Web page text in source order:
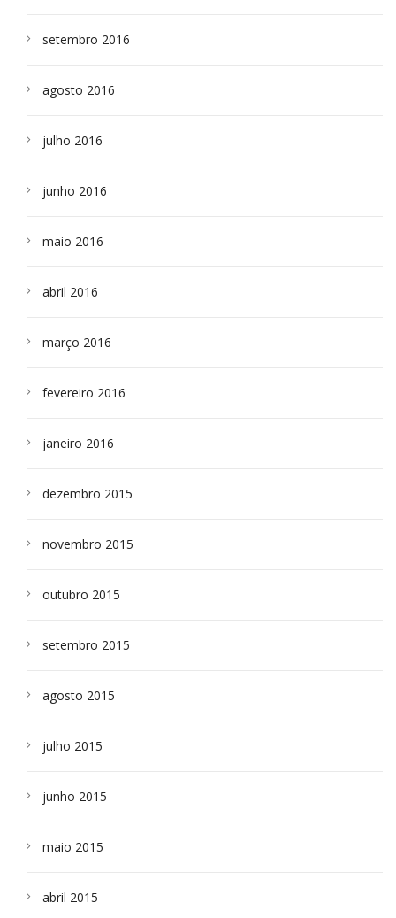
setembro 2016
agosto 2016
julho 2016
junho 2016
maio 2016
abril 2016
março 2016
fevereiro 2016
janeiro 2016
dezembro 2015
novembro 2015
outubro 2015
setembro 2015
agosto 2015
julho 2015
junho 2015
maio 2015
abril 2015